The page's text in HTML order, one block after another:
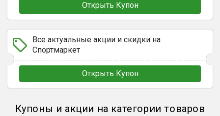
Открыть Купон
Все актуальные акции и скидки на
Спортмаркет
Открыть Купон
Купоны и акции на категории товаров